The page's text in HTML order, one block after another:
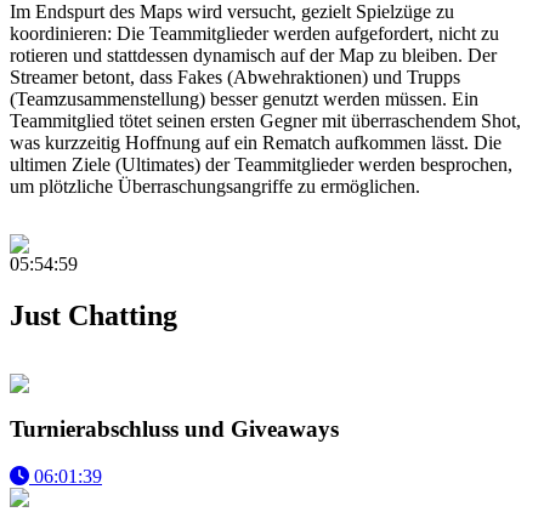
Im Endspurt des Maps wird versucht, gezielt Spielzüge zu
koordinieren: Die Teammitglieder werden aufgefordert, nicht zu
rotieren und stattdessen dynamisch auf der Map zu bleiben. Der
Streamer betont, dass Fakes (Abwehraktionen) und Trupps
(Teamzusammenstellung) besser genutzt werden müssen. Ein
Teammitglied tötet seinen ersten Gegner mit überraschendem Shot,
was kurzzeitig Hoffnung auf ein Rematch aufkommen lässt. Die
ultimen Ziele (Ultimates) der Teammitglieder werden besprochen,
um plötzliche Überraschungsangriffe zu ermöglichen.
05:54:59
Just Chatting
Turnierabschluss und Giveaways
06:01:39